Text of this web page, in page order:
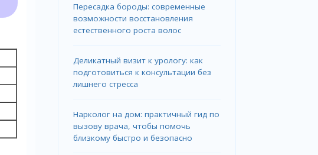
Пересадка бороды: современные
возможности восстановления
естественного роста волос
Деликатный визит к урологу: как
подготовиться к консультации без
лишнего стресса
Нарколог на дом: практичный гид по
вызову врача, чтобы помочь
близкому быстро и безопасно